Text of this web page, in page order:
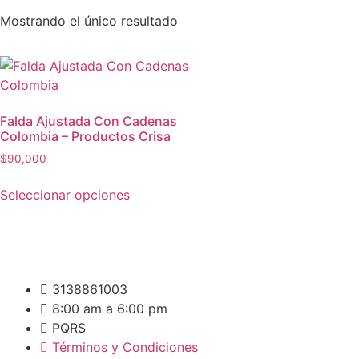
Mostrando el único resultado
Falda Ajustada Con Cadenas
Colombia – Productos Crisa
$90,000
Seleccionar opciones
3138861003
8:00 am a 6:00 pm
PQRS
Términos y Condiciones